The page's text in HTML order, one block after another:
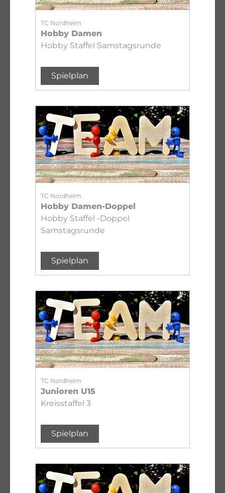
TC Nordheim
Hobby Damen
Hobby Staffel Samstagsrunde
Spielplan
TC Nordheim
Hobby Damen-Doppel
Hobby Staffel -Doppel
Samstagsrunde
Spielplan
TC Nordheim
Junioren U15
Kreisstaffel 3
Spielplan